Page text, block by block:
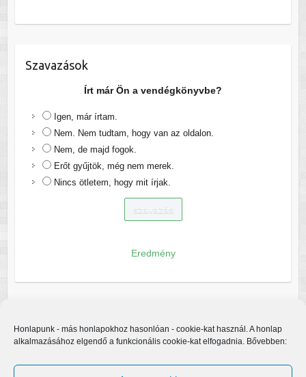
Honlapunk - más honlapokhoz hasonlóan - cookie-kat használ. A honlap
alkalmazásához elgendő a funkcionális cookie-kat elfogadnia. Bővebben:
Szavazások
Írt már Ön a vendégkönyvbe?
Igen, már írtam.
Nem. Nem tudtam, hogy van az oldalon.
Nem, de majd fogok.
Erőt gyűjtök, még nem merek.
Nincs ötletem, hogy mit írjak.
Eredmény